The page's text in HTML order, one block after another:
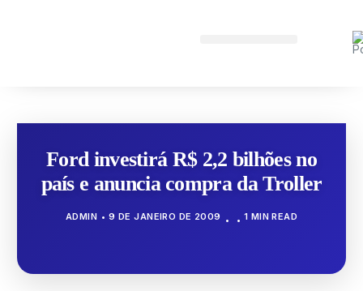
Ford investirá R$ 2,2 bilhões no
país e anuncia compra da Troller
ADMIN 9 DE JANEIRO DE 2009 1 MIN READ